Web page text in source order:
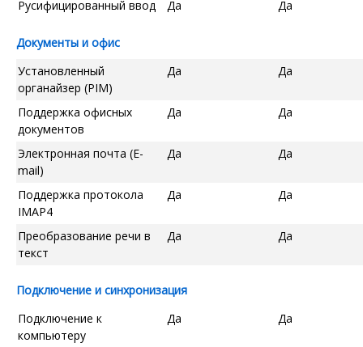
Русифицированный ввод
Да Да
Документы и офис
Установленный
органайзер (PIM)
Да Да
Поддержка офисных
документов
Да Да
Электронная почта (E-
mail)
Да Да
Поддержка протокола
IMAP4
Да Да
Преобразование речи в
текст
Да Да
Подключение и синхронизация
Подключение к
компьютеру
Да Да